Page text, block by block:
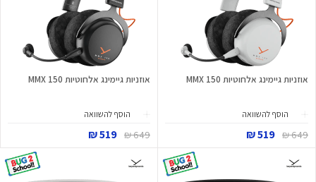
אוזניות גיימינג אלחוטיות MMX 150
הוסף להשוואה
649 ₪
519 ₪
אוזניות גיימינג אלחוטיות MMX 150
הוסף להשוואה
649 ₪
519 ₪